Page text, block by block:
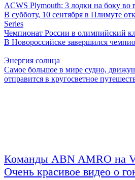
ACWS Plymouth: 3 лодки на боку во
В субботу, 10 сентября в Плимуте
Series
Чемпионат России в олимпийский
В Новороссийске завершился
Энергия солнца
Самое большое в мире судно,
отправится в кругосветное
Команды ABN AMRO на
Очень красивое видео о